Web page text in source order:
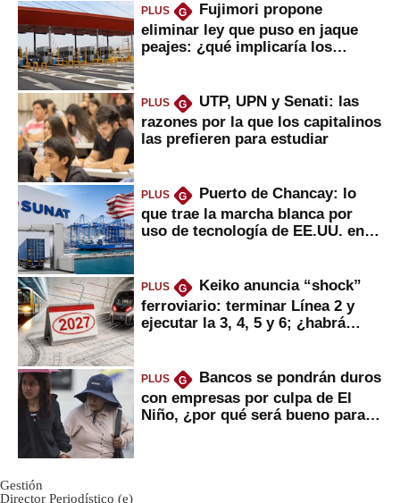
PLUS G
Fujimori propone
eliminar ley que puso en jaque
peajes: ¿qué implicaría los
PLUS G
UTP, UPN y Senati: las
razones por la que los capitalinos
las prefieren para estudiar
PLUS G
Puerto de Chancay: lo
que trae la marcha blanca por
uso de tecnología de EE.UU. en
PLUS G
Keiko anuncia “shock”
ferroviario: terminar Línea 2 y
ejecutar la 3, 4, 5 y 6; ¿habrá
PLUS G
Bancos se pondrán duros
con empresas por culpa de El
Niño, ¿por qué será bueno para
Gestión
Director Periodístico (e)